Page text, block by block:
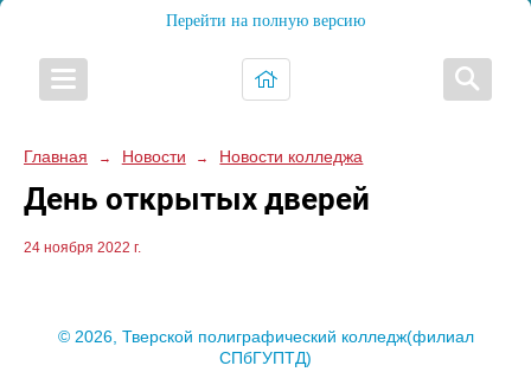
Перейти на полную версию
Главная → Новости → Новости колледжа
День открытых дверей
24 ноября 2022 г.
© 2026, Тверской полиграфический колледж(филиал
СПбГУПТД)